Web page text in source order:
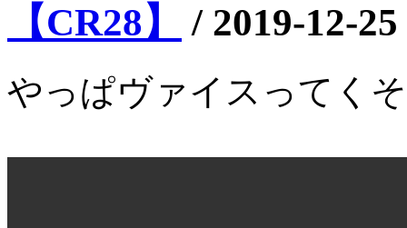
【CR28】
/ 2019-12-
やっぱヴァイスってく